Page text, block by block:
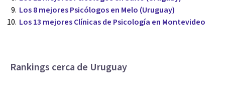
Los 8 mejores Psicólogos en Melo (Uruguay)
Los 13 mejores Clínicas de Psicología en Montevideo
Rankings cerca de Uruguay